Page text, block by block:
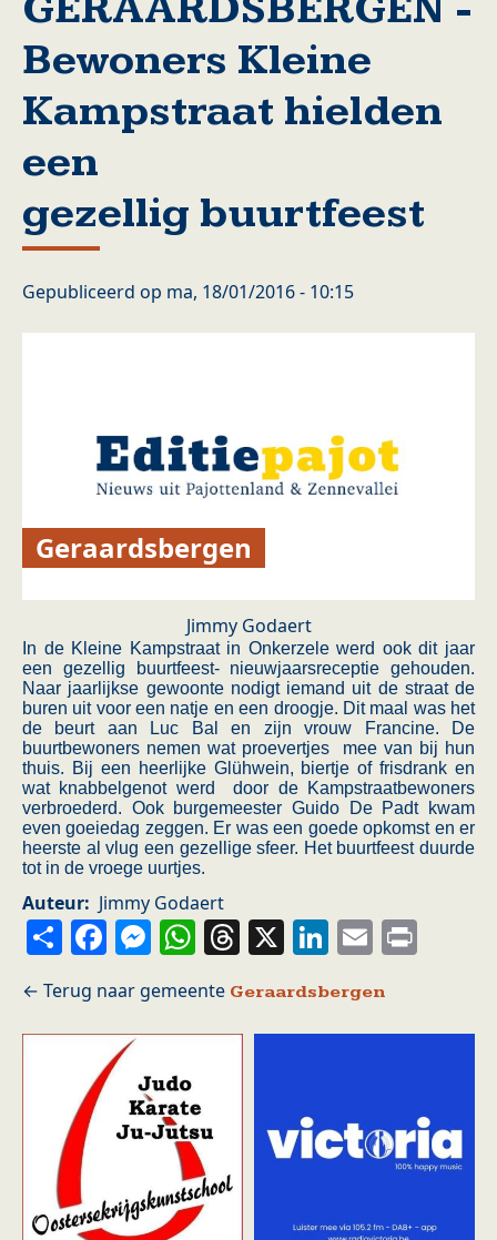
Bewoners Kleine
Kampstraat hielden
een
gezellig buurtfeest
Gepubliceerd op ma, 18/01/2016 - 10:15
Geraardsbergen
Jimmy Godaert
In de Kleine Kampstraat in Onkerzele werd ook dit jaar
een gezellig buurtfeest- nieuwjaarsreceptie gehouden.
Naar jaarlijkse gewoonte nodigt iemand uit de straat de
buren uit voor een natje en een droogje. Dit maal was het
de beurt aan Luc Bal en zijn vrouw Francine. De
buurtbewoners nemen wat proevertjes mee van bij hun
thuis. Bij een heerlijke Glühwein, biertje of frisdrank en
wat knabbelgenot werd door de Kampstraatbewoners
verbroederd. Ook burgemeester Guido De Padt kwam
even goeiedag zeggen. Er was een goede opkomst en er
heerste al vlug een gezellige sfeer. Het buurtfeest duurde
tot in de vroege uurtjes.
Auteur Jimmy Godaert
ShareFacebook
Messenger
WhatsApp
Threads
X LinkedIn
Email
Geraardsbergen